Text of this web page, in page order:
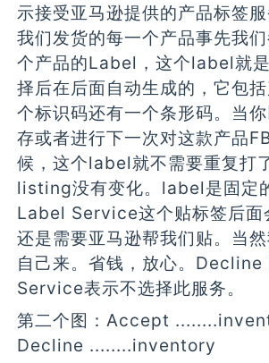
示接受亚马逊提供的产品标签
我们发货的每一个产品事先我
个产品的Label，这个label就
择后在后面自动生成的，它包
个标识码还有一个条形码。当
存或者进行下一次对这款产品
候，这个label就不需要重复打
listing没有变化。label是固定
Label Service这个贴标签后面
还是需要亚马逊帮我们贴。当
自己来。省钱，放心。
Service表示不选择此服务。
第二个图：Accept
Decline ........inventory